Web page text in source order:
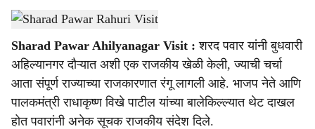
a
r
e
Sharad Pawar Rahuri Visit-Sarkarnama
Sharad Pawar Ahilyanagar Visit : शरद पवार यांनी बुधवारी
अहिल्यानगर दौऱ्यात अशी एक राजकीय खेळी केली, ज्याची चर्चा
आता संपूर्ण राज्याच्या राजकारणात रंगू लागली आहे. भाजप नेते आणि
पालकमंत्री राधाकृष्ण विखे पाटील यांच्या बालेकिल्ल्यात थेट दाखल
होत पवारांनी अनेक सूचक राजकीय संदेश दिले.